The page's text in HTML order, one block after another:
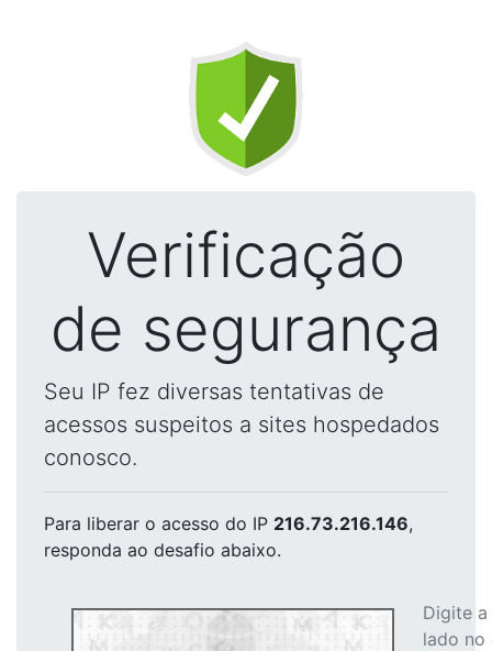
Verificação
de segurança
Seu IP fez diversas tentativas de
acessos suspeitos a sites hospedados
conosco.
Para liberar o acesso do IP 216.73.216.146,
responda ao desafio abaixo.
Digite
lado no